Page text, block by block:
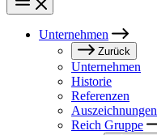
navigation
Unternehmen
Zurück
Unternehmen
Historie
Referenzen
Auszeichnungen
Reich Gruppe